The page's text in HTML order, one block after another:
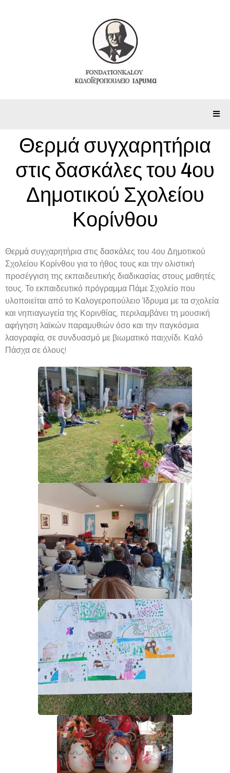
Θερμά συγχαρητήρια
στις δασκάλες του 4ου
Δημοτικού Σχολείου
Κορίνθου
Θερμά συγχαρητήρια στις δασκάλες του 4ου Δημοτικού
Σχολείου Κορίνθου για το ήθος τους και την ολιστική
προσέγγιση της εκπαιδευτικής διαδικασίας στους μαθητές
τους. Το εκπαιδευτικό πρόγραμμα Πάμε Σχολείο που
υλοποιείται από το Καλογεροπούλειο Ίδρυμα με τα σχολεία
και νηπιαγωγεία της Κορινθίας, περιλαμβάνει τη μουσική
αφήγηση λαϊκών παραμυθιών όσο και την παγκόσμια
λαογραφία, σε συνδυασμό με βιωματικό παιχνίδι. Καλό
Πάσχα σε όλους!